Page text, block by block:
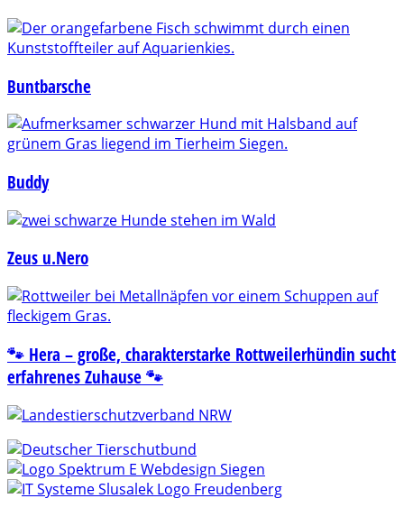
Buntbarsche
Buddy
Zeus u.Nero
🐾 Hera – große, charakterstarke Rottweilerhündin sucht
erfahrenes Zuhause 🐾